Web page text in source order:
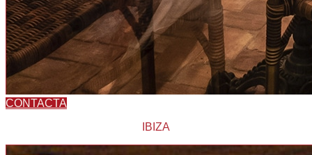
CONTACTA
IBIZA